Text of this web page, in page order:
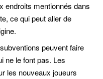
endroits mentionnés dans
ce qui peut aller de
peuvent faire
ne le font pas. Les
les nouveaux joueurs